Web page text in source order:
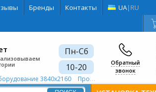
Бренды Контакты UA| RU
Обратный
звонок
Пн-Сб
10-20
3840х2160 Проекционное оборудование Моторизованный экран